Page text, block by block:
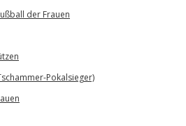
der Frauen
Pokalsieger)